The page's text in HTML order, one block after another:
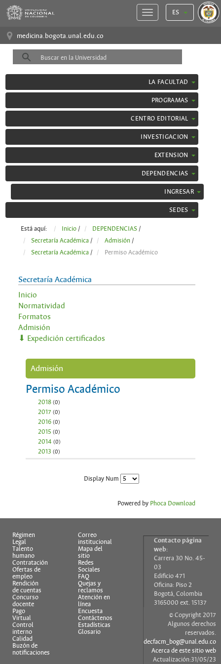
ES
medicina.bogota.unal.edu.co
LA FACULTAD
PROGRAMAS
CENTRO EDITORIAL
INVESTIGACION
EXTENSION
DEPENDENCIAS
INGRESAR
SEDES
Está aquí: Inicio / DEPENDENCIAS /
Secretaría Académica / Admisión /
Secretaría Académica / Permiso Académico
Secretaría Académica
Inicio
Normatividad
Formatos
Admisión
⬇ Expedición certificados
Admisión
Permiso Académico
2018 (0)
2017 (0)
2016 (0)
2015 (0)
2014 (0)
2013 (0)
Display Num
Powered by Phoca Download
Régimen
Legal
Talento
humano
Contratación
Ofertas de
empleo
Rendición
de cuentas
Concurso
docente
Pago
Virtual
Control
interno
Calidad
Buzón de
notificaciones
Correo
institucional
Mapa del
sitio
Redes
Sociales
FAQ
Quejas y
reclamos
Atención en
línea
Encuesta
Contáctenos
Estadísticas
Glosario
Contacto página
web:
Carrera 30 No. 45-
03
Edificio 471
Oficina: Piso 2
Bogotá, Colombia
3165000 ext. 15137
© Copyright 2017
Algunos derechos
reservados.
decfacm_bog@unal.edu.co
Acerca de este sitio web
Actualización:31/05/23